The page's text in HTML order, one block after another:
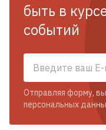
быть в
событий
Отправляя форму,
персональных